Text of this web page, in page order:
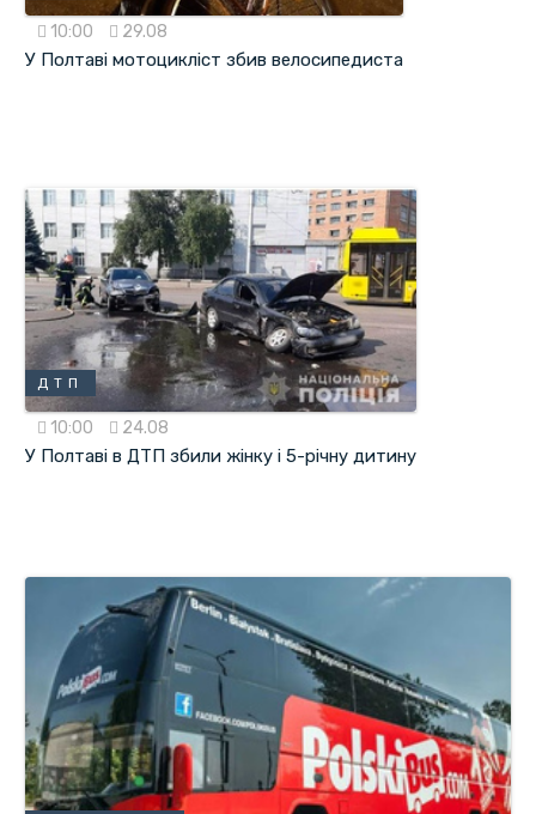
10:00 29.08
У Полтаві мотоцикліст збив велосипедиста
ДТП
10:00 24.08
У Полтаві в ДТП збили жінку і 5-річну дитину